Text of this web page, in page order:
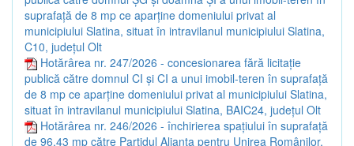
suprafață de 8 mp ce aparține domeniului privat al
municipiului Slatina, situat în intravilanul municipiului Slatina,
C10, județul Olt
Hotărârea nr. 247/2026 - concesionarea fără licitație
publică către domnul CI și CI a unui imobil-teren în suprafață
de 8 mp ce aparține domeniului privat al municipiului Slatina,
situat în intravilanul municipiului Slatina, BAIC24, județul Olt
Hotărârea nr. 246/2026 - închirierea spațiului în suprafață
de 96,43 mp către Partidul Alianța pentru Unirea Românilor,